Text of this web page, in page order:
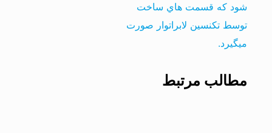
شود که قسمت هاي ساخت
توسط تکنسين لابراتوار صورت
ميگيرد.
مطالب مرتبط